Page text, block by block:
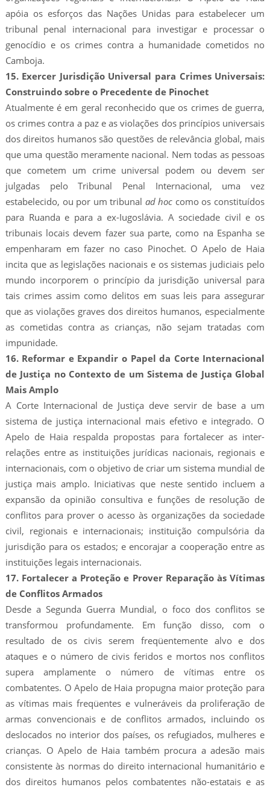
apóia os esforços das Nações Unidas para estabelecer um
tribunal penal internacional para investigar e processar o
genocídio e os crimes contra a humanidade cometidos no
Camboja.
15. Exercer Jurisdição Universal para Crimes Universais:
Construindo sobre o Precedente de Pinochet
Atualmente é em geral reconhecido que os crimes de guerra,
os crimes contra a paz e as violações dos princípios universais
dos direitos humanos são questões de relevância global, mais
que uma questão meramente nacional. Nem todas as pessoas
que cometem um crime universal podem ou devem ser
julgadas pelo Tribunal Penal Internacional, uma vez
estabelecido, ou por um tribunal ad hoc como os constituídos
para Ruanda e para a ex-Iugoslávia. A sociedade civil e os
tribunais locais devem fazer sua parte, como na Espanha se
empenharam em fazer no caso Pinochet. O Apelo de Haia
incita que as legislações nacionais e os sistemas judiciais pelo
mundo incorporem o princípio da jurisdição universal para
tais crimes assim como delitos em suas leis para assegurar
que as violações graves dos direitos humanos, especialmente
as cometidas contra as crianças, não sejam tratadas com
impunidade.
16. Reformar e Expandir o Papel da Corte Internacional
de Justiça no Contexto de um Sistema de Justiça Global
Mais Amplo
A Corte Internacional de Justiça deve servir de base a um
sistema de justiça internacional mais efetivo e integrado. O
Apelo de Haia respalda propostas para fortalecer as inter-
relações entre as instituições jurídicas nacionais, regionais e
internacionais, com o objetivo de criar um sistema mundial de
justiça mais amplo. Iniciativas que neste sentido incluem a
expansão da opinião consultiva e funções de resolução de
conflitos para prover o acesso às organizações da sociedade
civil, regionais e internacionais; instituição compulsória da
jurisdição para os estados; e encorajar a cooperação entre as
instituições legais internacionais.
17. Fortalecer a Proteção e Prover Reparação às Vítimas
de Conflitos Armados
Desde a Segunda Guerra Mundial, o foco dos conflitos se
transformou profundamente. Em função disso, com o
resultado de os civis serem freqüentemente alvo e dos
ataques e o número de civis feridos e mortos nos conflitos
supera amplamente o número de vítimas entre os
combatentes. O Apelo de Haia propugna maior proteção para
as vítimas mais freqüentes e vulneráveis da proliferação de
armas convencionais e de conflitos armados, incluindo os
deslocados no interior dos países, os refugiados, mulheres e
crianças. O Apelo de Haia também procura a adesão mais
consistente às normas do direito internacional humanitário e
dos direitos humanos pelos combatentes não-estatais e as